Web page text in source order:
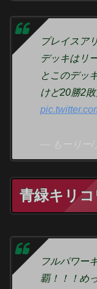
プレイスア
デッキはリ
とこのデッ
けど20勝2
— もーりー/
青緑キリ
フルパワー
覇！！！め